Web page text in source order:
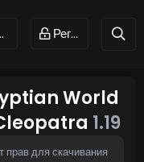
Регистрация
World
1.19
прав для скачивания